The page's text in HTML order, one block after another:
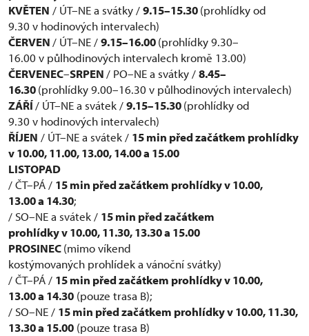
KVĚTEN / ÚT–NE a svátky /9.15–15.30(prohlídky od
9.30 v hodinových intervalech)
ČERVEN/ ÚT–NE /9.15–16.00(prohlídky 9.30–
16.00 v půlhodinových intervalech kromě 13.00)
ČERVENEC–SRPEN/ PO–NE a svátky /8.45–
16.30(prohlídky 9.00–16.30 v půlhodinových intervalech)
ZÁŘÍ/ ÚT–NE a svátek /9.15–15.30(prohlídky od
9.30 v hodinových intervalech)
ŘÍJEN / ÚT–NE a svátek / 15 min před začátkem prohlídky
v10.00, 11.00, 13.00, 14.00 a 15.00
LISTOPAD
/ ČT–PÁ / 15 min před začátkem prohlídky v 10.00,
13.00 a 14.30;
/ SO–NE a svátek / 15 min před začátkem
prohlídky v 10.00, 11.30, 13.30 a 15.00
PROSINEC(mimo víkend
kostýmovaných prohlídek a vánoční svátky)
/ ČT–PÁ / 15 min před začátkem prohlídky v 10.00,
13.00 a 14.30 (pouze trasa B);
/ SO–NE / 15 min před začátkem prohlídky v 10.00, 11.30,
13.30 a 15.00 (pouze trasa B)